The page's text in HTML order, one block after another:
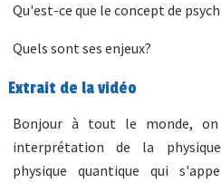
Qu'est-ce que le concept de
Quels sont ses enjeux?
Extrait de la vidéo
Bonjour à tout le monde,
interprétation de la
physique quantique qui